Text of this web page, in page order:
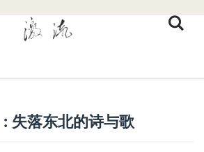
: 失落东北的诗与歌